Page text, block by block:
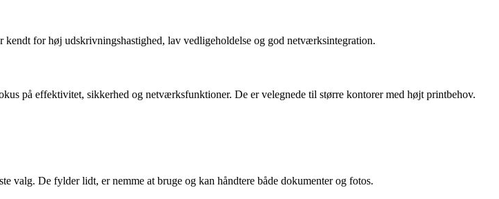
for høj udskrivningshastighed, lav vedligeholdelse og god netværksintegration.
på effektivitet, sikkerhed og netværksfunktioner. De er velegnede til større kontorer med højt printbehov.
De fylder lidt, er nemme at bruge og kan håndtere både dokumenter og fotos.